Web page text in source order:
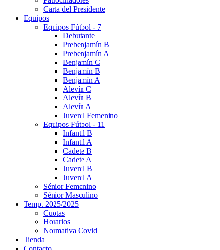
Carta del Presidente
Equipos
Equipos Fútbol - 7
Debutante
Prebenjamín B
Prebenjamín A
Benjamín C
Benjamín B
Benjamín A
Alevín C
Alevín B
Alevín A
Juvenil Femenino
Equipos Fútbol - 11
Infantil B
Infantil A
Cadete B
Cadete A
Juvenil B
Juvenil A
Sénior Femenino
Sénior Masculino
Temp. 2025/2025
Cuotas
Horarios
Normativa Covid
Tienda
Contacto